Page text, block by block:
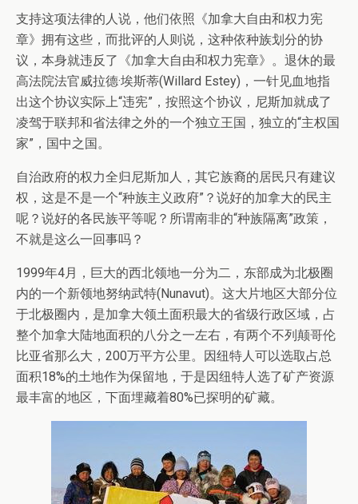
支持这项法律的人说，他们依照《加拿大自由和权力宪
章》拥有这些，而批评的人则说，这种依种族划分的协
议，本身就违反了《加拿大自由和权力宪章》。退休的最
高法院法官威拉德·埃斯蒂(Willard Estey)，一针见血地指
出这个协议实际上“违宪”，按照这个协议，尼斯加就成了
凌驾于联邦和省法律之外的一个独立王国，独立的“主权国
家”，国中之国。
自治政府的权力全归尼斯加人，其它族裔的居民只有建议
权，这是不是一个“种族主义政府”？说好的加拿大的民主
呢？说好的各民族平等呢？所谓南非的“种族隔离”政策，
不就是这么一回事吗？
1999年4月，巨大的西北领地一分为二，东部成为北极圈
内的一个新领地努纳武特(Nunavut)。这大片地区大部分位
于北极圈内，是加拿大领土面积最大的省级行政区域，占
整个加拿大陆地面积的八分之一左右，有两个不列颠哥伦
比亚省那么大，200万平方公里。因纽特人可以选取占总
面积18%的土地作为保留地，于是因纽特人选了矿产资源
最丰富的地区，下面埋藏着80%已探明的矿藏。